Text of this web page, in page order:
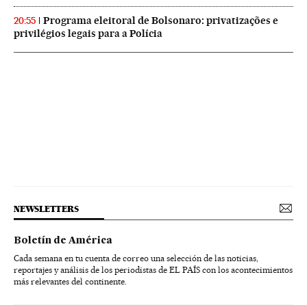
20:55
Programa eleitoral de Bolsonaro: privatizações e
privilégios legais para a Polícia
NEWSLETTERS
Boletín de América
Cada semana en tu cuenta de correo una selección de las noticias,
reportajes y análisis de los periodistas de EL PAÍS con los acontecimientos
más relevantes del continente.